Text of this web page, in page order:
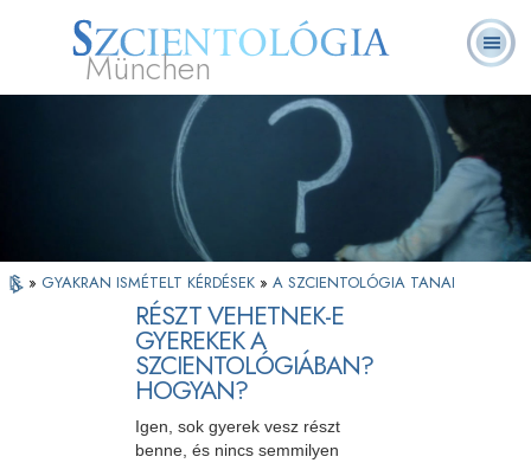
München
Mi a Szcientológia? Önkéntes lelkészek GYIK
» GYAKRAN ISMÉTELT KÉRDÉSEK » A SZCIENTOLÓGIA TANAI
RÉSZT VEHETNEK-E
GYEREKEK A
SZCIENTOLÓGIÁBAN?
HOGYAN?
Igen, sok gyerek vesz részt
benne, és nincs semmilyen